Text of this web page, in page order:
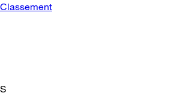
Classement
S